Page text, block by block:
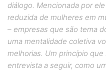
diálogo. Mencionada por
reduzida de mulheres em
– empresas que são tema
uma mentalidade coletiva
melhorias. Um princípio
entrevista a seguir, como